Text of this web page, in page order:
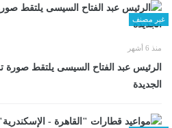
غير مصنف
منذ 6 أشهر
الرئيس عبد الفتاح السيسى يلتقط صورة
الجديدة